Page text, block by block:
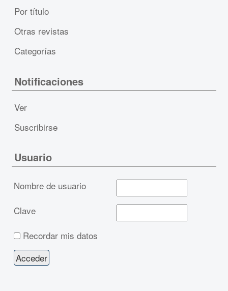
Por título
Otras revistas
Categorías
Notificaciones
Ver
Suscribirse
Usuario
Nombre de usuario
Clave
Recordar mis datos